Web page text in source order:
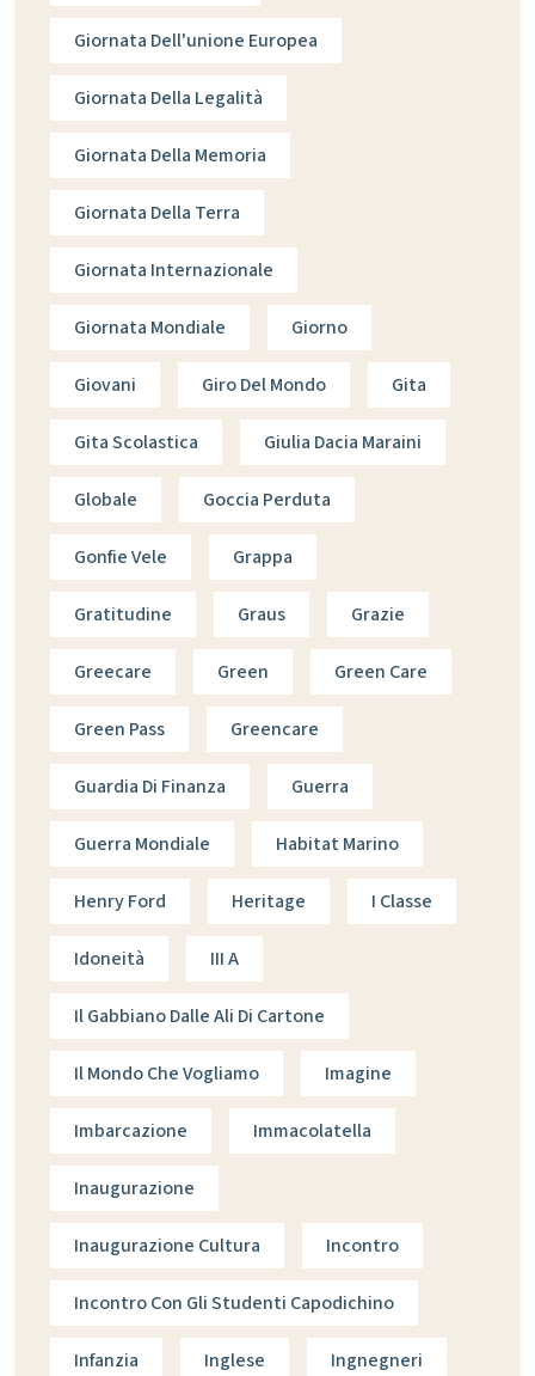
Giornata Dell'unione Europea
Giornata Della Legalità
Giornata Della Memoria
Giornata Della Terra
Giornata Internazionale
Giornata Mondiale Giorno
Giovani Giro Del Mondo Gita
Gita Scolastica Giulia Dacia Maraini
Globale Goccia Perduta
Gonfie Vele Grappa
Gratitudine Graus Grazie
Greecare Green Green Care
Green Pass Greencare
Guardia Di Finanza Guerra
Guerra Mondiale Habitat Marino
Henry Ford Heritage I Classe
Idoneità III A
Il Gabbiano Dalle Ali Di Cartone
Il Mondo Che Vogliamo Imagine
Imbarcazione Immacolatella
Inaugurazione
Inaugurazione Cultura Incontro
Incontro Con Gli Studenti Capodichino
Infanzia Inglese Ingnegneri